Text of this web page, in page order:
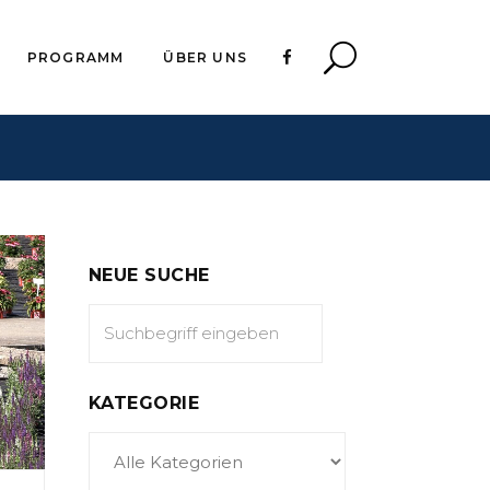
PROGRAMM ÜBER UNS
NEUE SUCHE
KATEGORIE